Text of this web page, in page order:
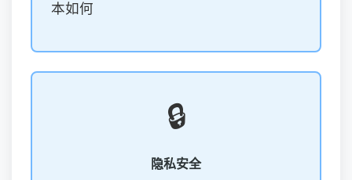
本如何
🔒
隐私安全